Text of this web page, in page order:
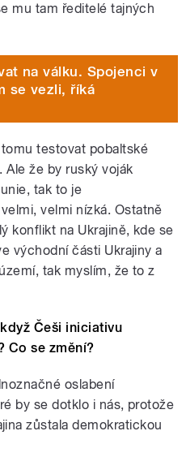
mu tam ředitelé tajných
na válku. Spojenci v
se vezli, říká
testovat pobaltské
Ale že by ruský voják
tak to je
velmi nízká. Ostatně
konflikt na Ukrajině, kde se
východní části Ukrajiny a
tak myslím, že to z
Češi iniciativu
Co se změní?
oslabení
by se dotklo i nás, protože
zůstala demokratickou